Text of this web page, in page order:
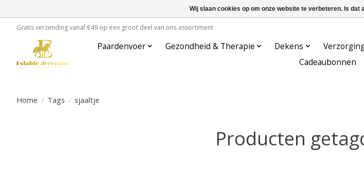
Gratis verzending vanaf €49 op een groot deel van ons assortiment
Paardenvoer Gezondheid & Therapie Dekens
Cadeaubonnen
Home / Tags / sjaaltje
Producten
Wij slaan cookies op om onze website te verbeteren. Is dat